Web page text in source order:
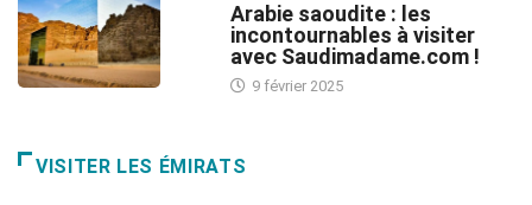
Arabie saoudite : les
incontournables à visiter
avec Saudimadame.com !
9 février 2025
VISITER LES ÉMIRATS